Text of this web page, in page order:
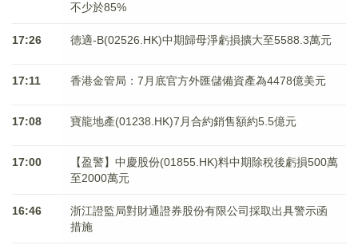
不少於85%
17:26 德適-B(02526.HK)中期歸母淨虧損擴大至5588.3萬元
17:11 香港金管局：7月底官方外匯儲備資產為4478億美元
17:08 寶龍地產(01238.HK)7月合約銷售額約5.5億元
17:00
【盈警】中慶股份(01855.HK)料中期除稅後虧損500萬
至2000萬元
16:46
浙江證監局對財通證券股份有限公司採取出具警示函
措施